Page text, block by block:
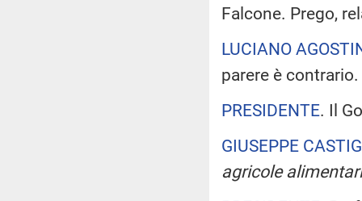
Falcone. Prego,
LUCIANO
parere è contrario.
PRESIDENTE. Il
GIUSEPPE
agricole